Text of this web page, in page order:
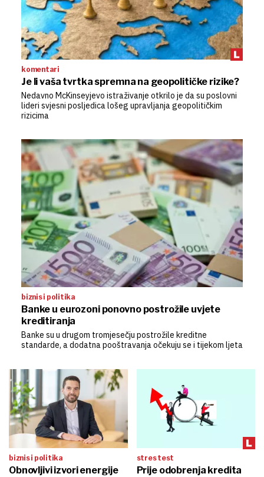
komentari
Je li vaša tvrtka spremna na geopolitičke rizike?
Nedavno McKinseyjevo istraživanje otkrilo je da su poslovni
lideri svjesni posljedica lošeg upravljanja geopolitičkim
rizicima
biznis i politika
Banke u eurozoni ponovno postrožile uvjete
kreditiranja
Banke su u drugom tromjesečju postrožile kreditne
standarde, a dodatna pooštravanja očekuju se i tijekom ljeta
biznis i politika
Obnovljivi izvori energije
stres test
Prije odobrenja kredita